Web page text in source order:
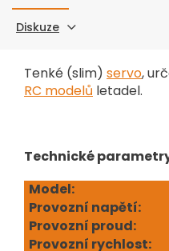
Diskuze
Tenké (slim) servo,
RC modelů letadel.
Technické
Model:
Provozní napětí:
Provozní proud:
Provozní rychlost: